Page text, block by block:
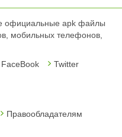
официальные apk файлы
мобильных телефонов,
FaceBook
Twitter
Правообладателям